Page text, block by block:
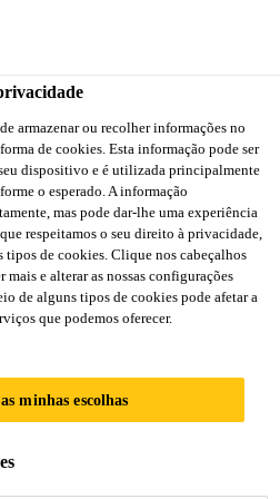
it seems you are accessing it
a dedicated website for your
ON THE SIKA
WEBSITE
SELECT A
COUNTRY
de pega ultra-
de pega ultra-rápida para
armazenar ou recolher informações no
de cookies. Esta informação pode ser
dispositivo e é utilizada principalmente
o esperado. A informação
mas pode dar-lhe uma experiência
respeitamos o seu direito à privacidade,
de cookies. Clique nos cabeçalhos
mais e alterar as nossas configurações
de alguns tipos de cookies pode afetar a
que podemos oferecer.
minhas escolhas